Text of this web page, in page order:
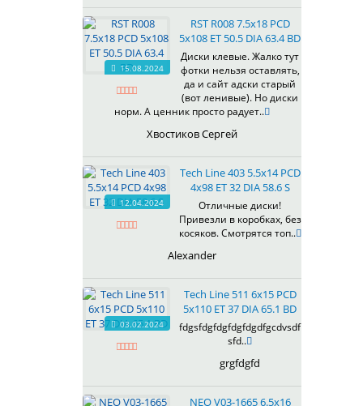
602
604
607
614
622
624
625
626
628
629
633
634
635
15.08.2024
RST R008 7.5x18 PCD
5x108 ET 50.5 DIA 63.4 BD
Диски клевые. Жалко тут
фотки нельзя оставлять,
да и сайт адски старый
(вот ленивые). Но диски
норм. А ценник просто радует..
Хвостиков Сергей
12.04.2024
Tech Line 403 5.5x14 PCD
4x98 ET 32 DIA 58.6 S
Отличные диски!
Привезли в коробках, без
косяков. Смотрятся топ..
Alexander
03.02.2024
Tech Line 511 6x15 PCD
5x110 ET 37 DIA 65.1 BD
fdgsfdgfdgfdgfdgdfgcdvsdf
sfd..
grgfdgfd
NEO V03-1665 6.5x16